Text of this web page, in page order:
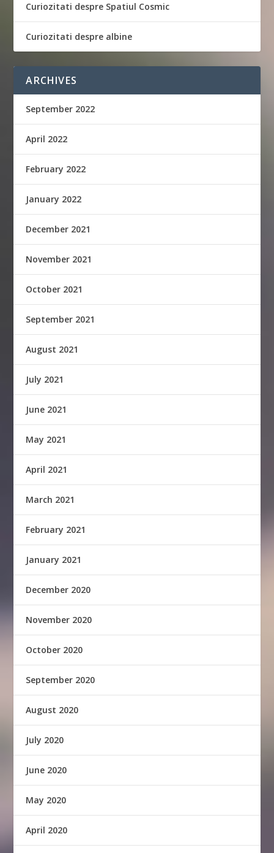
Curiozitati despre Spatiul Cosmic
Curiozitati despre albine
ARCHIVES
September 2022
April 2022
February 2022
January 2022
December 2021
November 2021
October 2021
September 2021
August 2021
July 2021
June 2021
May 2021
April 2021
March 2021
February 2021
January 2021
December 2020
November 2020
October 2020
September 2020
August 2020
July 2020
June 2020
May 2020
April 2020